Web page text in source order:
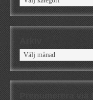
Arkiv
Prenumerera via